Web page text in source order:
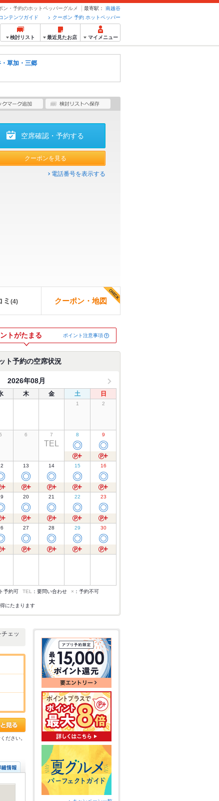
・予約のホットペッパーグルメ 最寄駅：
南越谷
クーポン 予約 ホットペッパー
ンテンツガイド
検討リスト 最近見たお店 マイメニュー
草加・三郷
空席確認・予約する
クーポンを見る
電話番号を表示する
ミ (4) クーポン・地図
トがたまる ポイント注意事項
ト予約の空席状況
2026年08月
木 金 土 日
1 2
6 7
TEL
8
◎
9
◎
13
◎
14
◎
15
◎
16
◎
20
◎
21
◎
22
◎
23
◎
27
◎
28
◎
29
◎
30
◎
予約可 TEL ：要問い合わせ × ：予約不可
にたまります
ェッ
ださい。